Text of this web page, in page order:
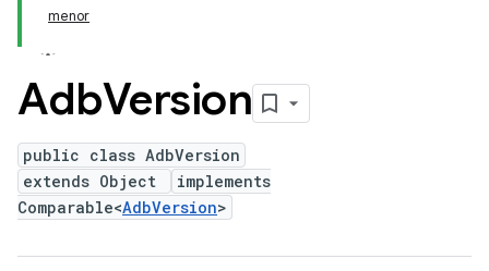
menor
AdbVersion
public class AdbVersion
extends Object
implements
Comparable<AdbVersion>